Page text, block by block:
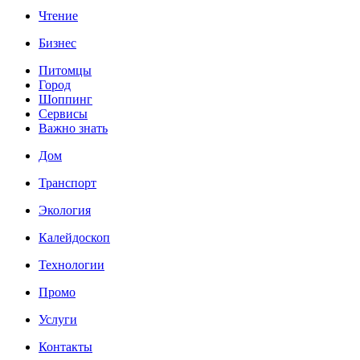
Чтение
Бизнес
Питомцы
Город
Шоппинг
Сервисы
Важно знать
Дом
Транспорт
Экология
Калейдоскоп
Технологии
Промо
Услуги
Контакты